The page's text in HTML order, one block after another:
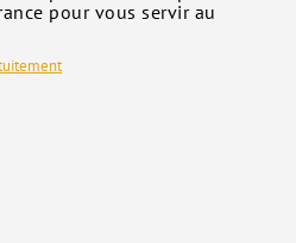
pour vous servir au